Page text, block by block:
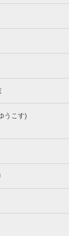
うこす)